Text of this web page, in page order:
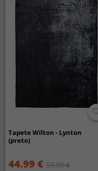
Tapete Wilton - Lynton
(preto)
44.99 € 59.99 €